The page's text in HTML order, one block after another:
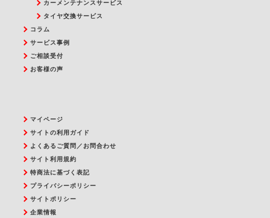
カーメンテナンスサービス
タイヤ交換サービス
コラム
サービス事例
ご相談受付
お客様の声
マイページ
サイトの利用ガイド
よくあるご質問／お問合わせ
サイト利用規約
特商法に基づく表記
プライバシーポリシー
サイトポリシー
企業情報